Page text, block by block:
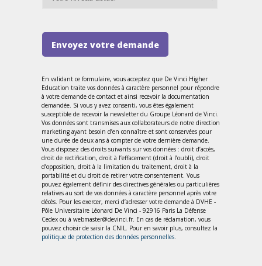
Envoyez votre demande
En validant ce formulaire, vous acceptez que De Vinci Higher
Education traite vos données à caractère personnel pour répondre
à votre demande de contact et ainsi recevoir la documentation
demandée. Si vous y avez consenti, vous êtes également
susceptible de recevoir la newsletter du Groupe Léonard de Vinci.
Vos données sont transmises aux collaborateurs de notre direction
marketing ayant besoin d’en connaître et sont conservées pour
une durée de deux ans à compter de votre dernière demande.
Vous disposez des droits suivants sur vos données : droit d’accès,
droit de rectification, droit à l’effacement (droit à l’oubli), droit
d’opposition, droit à la limitation du traitement, droit à la
portabilité et du droit de retirer votre consentement. Vous
pouvez également définir des directives générales ou particulières
relatives au sort de vos données à caractère personnel après votre
décès. Pour les exercer, merci d’adresser votre demande à DVHE -
Pôle Universitaire Léonard De Vinci - 92916 Paris La Défense
Cedex ou à webmaster@devinci.fr. En cas de réclamation, vous
pouvez choisir de saisir la CNIL. Pour en savoir plus, consultez la
politique de protection des données personnelles.